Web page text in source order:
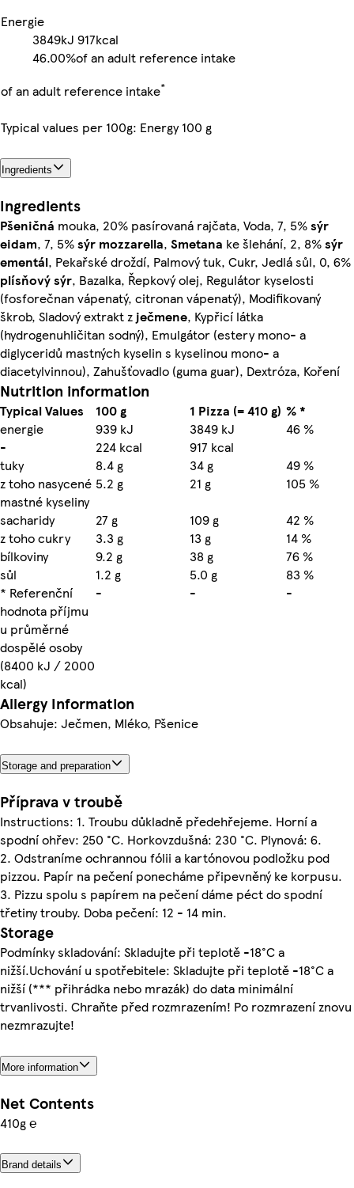
Energie
3849kJ 917kcal
46.00%of an adult reference intake
of an adult reference intake*
Typical values per 100g: Energy 100 g
Ingredients
Ingredients
Pšeničná mouka, 20% pasírovaná rajčata, Voda, 7, 5%sýr
eidam, 7, 5%sýr mozzarella, Smetana ke šlehání, 2, 8%sýr
ementál, Pekařské droždí, Palmový tuk, Cukr, Jedlá sůl, 0, 6%
plísňový sýr, Bazalka, Řepkový olej, Regulátor kyselosti
(fosforečnan vápenatý, citronan vápenatý), Modifikovaný
škrob, Sladový extrakt z ječmene, Kypřicí látka
(hydrogenuhličitan sodný), Emulgátor (estery mono- a
diglyceridů mastných kyselin s kyselinou mono- a
diacetylvinnou), Zahušťovadlo (guma guar), Dextróza, Koření
Nutrition information
Typical Values 100 g 1 Pizza (= 410 g) % *
energie
939 kJ 3849 kJ
46 %
-
224 kcal
917 kcal
tuky
8.4 g 34 g
49 %
z toho nasycené
mastné kyseliny
5.2 g 21 g
105 %
sacharidy
27 g 109 g
42 %
z toho cukry
3.3 g 13 g
14 %
bílkoviny
9.2 g 38 g
76 %
sůl
1.2 g 5.0 g
83 %
* Referenční
hodnota příjmu
u průměrné
dospělé osoby
(8400 kJ / 2000
kcal)
- - -
Allergy Information
Obsahuje: Ječmen, Mléko, Pšenice
Storage and preparation
Příprava v troubě
Instructions: 1. Troubu důkladně předehřejeme. Horní a
spodní ohřev: 250 °C. Horkovzdušná: 230 °C. Plynová: 6.
2. Odstraníme ochrannou fólii a kartónovou podložku pod
pizzou. Papír na pečení ponecháme připevněný ke korpusu.
3. Pizzu spolu s papírem na pečení dáme péct do spodní
třetiny trouby. Doba pečení: 12 - 14 min.
Storage
Podmínky skladování: Skladujte při teplotě -18°C a
nižší.Uchování u spotřebitele: Skladujte při teplotě -18°C a
nižší (*** přihrádka nebo mrazák) do data minimální
trvanlivosti. Chraňte před rozmrazením! Po rozmrazení znovu
nezmrazujte!
More information
Net Contents
410g ℮
Brand details